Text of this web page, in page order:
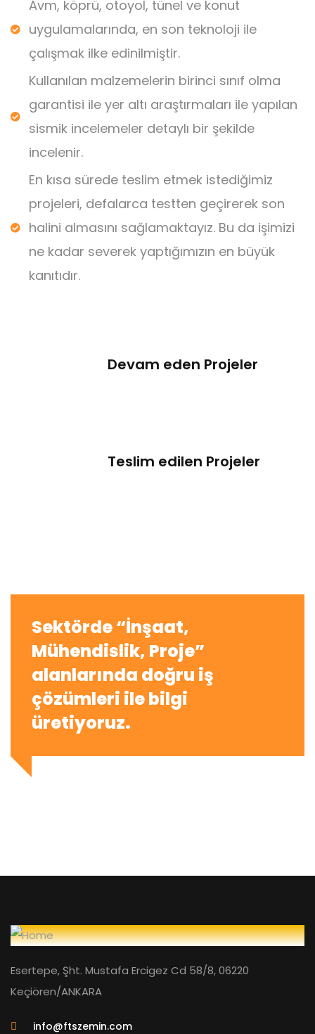
Avm, köprü, otoyol, tünel ve konut
uygulamalarında, en son teknoloji ile
çalışmak ilke edinilmiştir.
Kullanılan malzemelerin birinci sınıf olma
garantisi ile yer altı araştırmaları ile yapılan
sismik incelemeler detaylı bir şekilde
incelenir.
En kısa sürede teslim etmek istediğimiz
projeleri, defalarca testten geçirerek son
halini almasını sağlamaktayız. Bu da işimizi
ne kadar severek yaptığımızın en büyük
kanıtıdır.
Devam eden Projeler
Teslim edilen Projeler
Sektörde “İnşaat,
Mühendislik, Proje”
alanlarında doğru iş
çözümleri ile bilgi
üretiyoruz.
Esertepe, Şht. Mustafa Ercigez Cd 58/8, 06220
Keçiören/ANKARA
info@ftszemin.com